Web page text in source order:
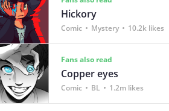
Hickory
Comic Mystery 10.2k likes
Fans also read
Copper eyes
Comic BL 1.2m likes